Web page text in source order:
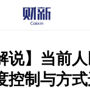
说】当前
控制与方